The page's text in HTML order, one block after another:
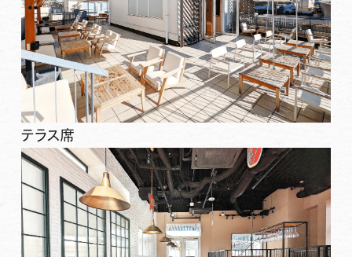
テラス席